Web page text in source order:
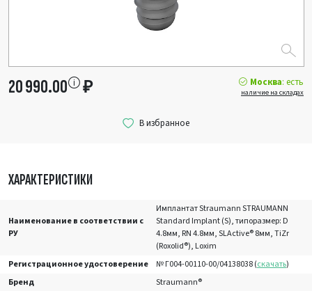
ХАРАКТЕРИСТИКИ
Наименование в соответствии с
РУ
Имплантат Straumann STRAUMANN
Standard Implant (S), типоразмер: D
4.8мм, RN 4.8мм, SLActive® 8мм, TiZr
(Roxolid®), Loxim
Регистрационное удостоверение
№ Г004-00110-00/04138038 (скачать)
Бренд
Straumann®
20 990.00 ₽ Москва: есть
наличие на складах